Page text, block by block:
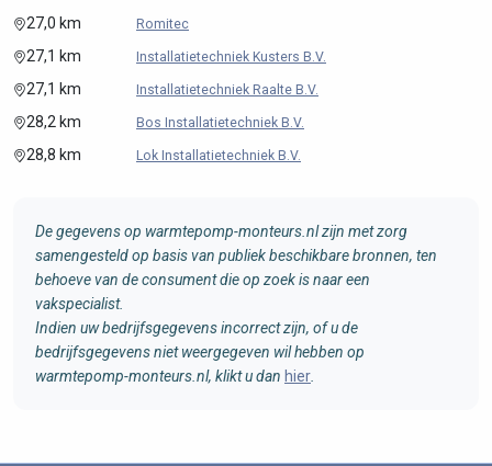
27,0 km Romitec
27,1 km Installatietechniek Kusters B.V.
27,1 km Installatietechniek Raalte B.V.
28,2 km Bos Installatietechniek B.V.
28,8 km Lok Installatietechniek B.V.
De gegevens op warmtepomp-monteurs.nl zijn met zorg
samengesteld op basis van publiek beschikbare bronnen, ten
behoeve van de consument die op zoek is naar een
vakspecialist.
Indien uw bedrijfsgegevens incorrect zijn, of u de
bedrijfsgegevens niet weergegeven wil hebben op
warmtepomp-monteurs.nl, klikt u dan hier